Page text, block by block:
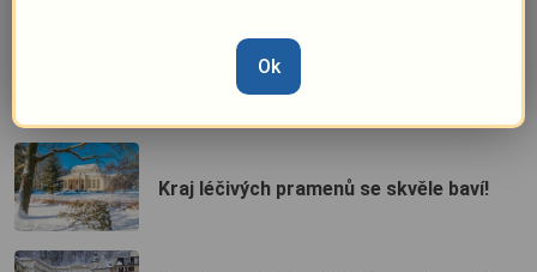
Kraj léčivých pramenů ani v pracovní
dny nespí
Kraj léčivých pramenů se skvěle baví!
Ok